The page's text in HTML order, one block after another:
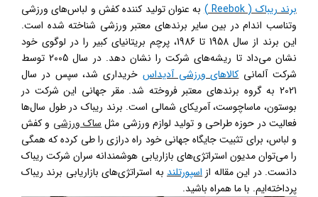
برند ریباک (Reebok
)به عنوانتولید کننده کفش و لباس‌های ورزشی
وتناسب اندام در بین سایر برندهای معتبر ورزشی شناخته شده است.
این برند از سال 1958 تا 1986، پرچم بریتانیای کبیر را در لوگوی خود
نشان می‌داد تا ریشه‌های شرکت را نشان دهد. در سال 2005 توسط
شرکت آلمانیکالاهای ورزشی آدیداس خریداری شد، سپس در سال
2021 به گروه برندهای معتبر فروخته شد. مقر جهانی این شرکت در
بوستون، ماساچوست، آمریکای شمالی است. برند ریباک در طول سال‌ها
فعالیت در حوزه طراحی و تولید لوازم ورزشی مثلساک ورزشی و کفش
و لباس، برای تثبیت جایگاه جهانی خود راه درازی را طی کرده که همگی
را می‌توان مدیون استراتژی‌های بازاریابی هوشمندانه سران شرکت ریباک
دانست. در این مقاله از اسپورتلند به استراتژ‌ی‌های بازاریابی برند ریباک
پرداخته‌ایم. با ما همراه باشید.